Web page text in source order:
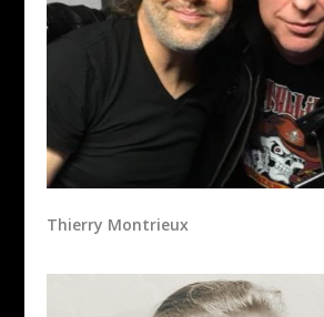
Thierry Montrieux